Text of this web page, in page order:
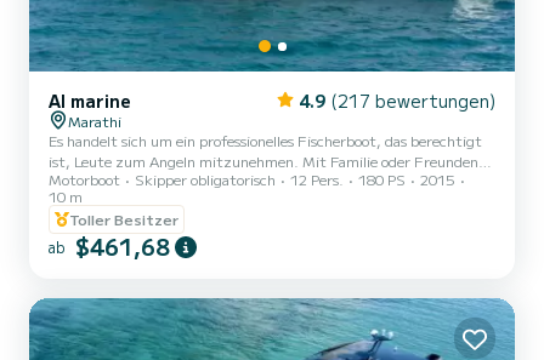
Al marine 4.9 (217 bewertungen)
Marathi
Es handelt sich um ein professionelles Fischerboot, das berechtigt
ist, Leute zum Angeln mitzunehmen. Mit Familie oder Freunden
können Sie einen Tag oder ein paar Stunden auf dem Meer
verbringen. Mit unserem Boot können Sie Hochseefischen und
Schleppangeln genießen. Sie können auch unseren professionellen
Fischern beim Einsammeln der Netze zusehen. Auf diese Weise
haben Sie die Möglichkeit, viele verschiedene Fischarten zu sehen,
Fi...
Motorboot Skipper obligatorisch 12 Pers. 180 PS
2015
10 m
Toller Besitzer
ab $461,68